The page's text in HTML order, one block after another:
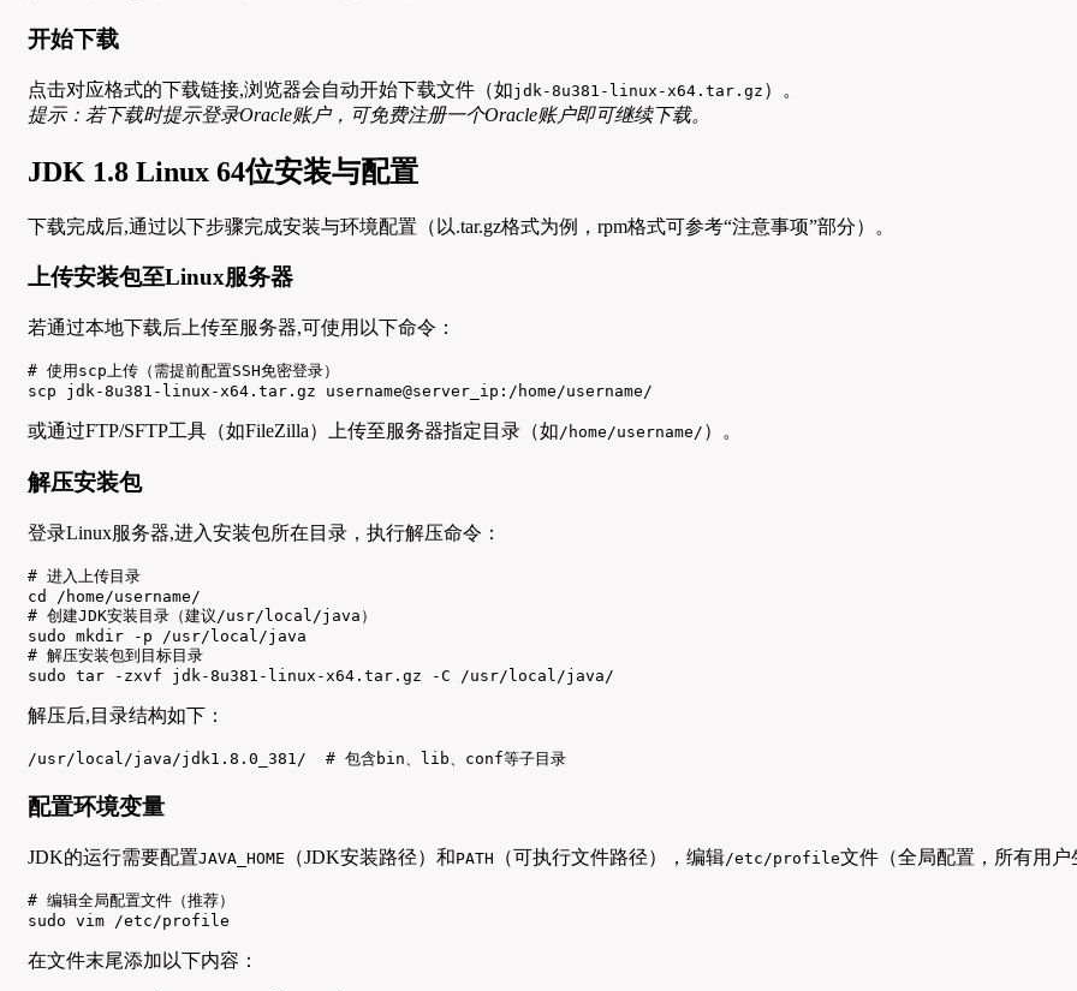
开始下载
点击对应格式的下载链接,浏览器会自动开始下载文件（如jdk-8u381-linux-x64.tar.gz ）。
提示：若下载时提示登录Oracle账户，可免费注册一个Oracle账户即可继续下载。
JDK 1.8 Linux 64位安装与配置
下载完成后,通过以下步骤完成安装与环境配置（以.tar.gz格式为例，rpm格式可参考“注意事项”部分）。
上传安装包至Linux服务器
若通过本地下载后上传至服务器,可使用以下命令：
# 使用scp上传（需提前配置SSH免密登录）
scp jdk-8u381-linux-x64.tar.gz username@server_ip:/home/username/
或通过FTP/SFTP工具（如FileZilla）上传至服务器指定目录（如/home/username/ ）。
解压安装包
登录Linux服务器,进入安装包所在目录，执行解压命令：
# 进入上传目录
cd /home/username/
# 创建JDK安装目录（建议/usr/local/java）
sudo mkdir -p /usr/local/java
# 解压安装包到目标目录
sudo tar -zxvf jdk-8u381-linux-x64.tar.gz -C /usr/local/java/
解压后,目录结构如下：
/usr/local/java/jdk1.8.0_381/  # 包含bin、lib、conf等子目录
配置环境变量
JDK的运行需要配置JAVA_HOME （JDK安装路径）和PATH （可执行文件路径），编辑/etc/profile文件（全局配置，所有用户
# 编辑全局配置文件（推荐）
sudo vim /etc/profile
在文件末尾添加以下内容：